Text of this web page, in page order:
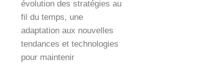
évolution des stratégies au
fil du temps, une
adaptation aux nouvelles
tendances et technologies
pour maintenir